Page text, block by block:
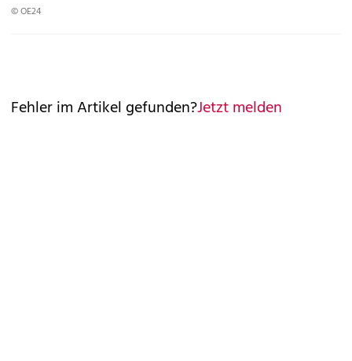
© OE24
Fehler im Artikel gefunden?Jetzt melden